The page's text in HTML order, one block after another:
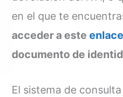
en el que te
acceder a este enlace
documento de
El sistema de